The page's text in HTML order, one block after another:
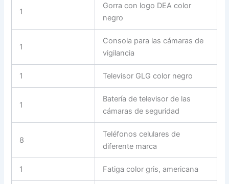
1
Gorra con logo DEA color
negro
1
Consola para las cámaras de
vigilancia
1 Televisor GLG color negro
1
Batería de televisor de las
cámaras de seguridad
8
Teléfonos celulares de
diferente marca
1 Fatiga color gris, americana